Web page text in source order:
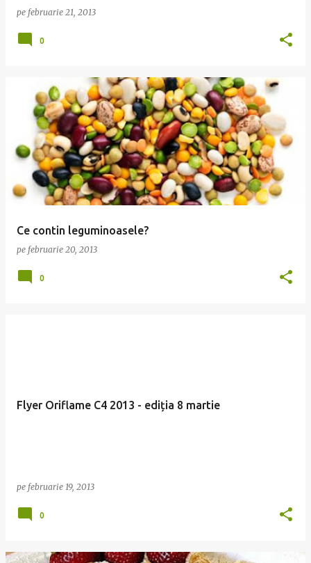
pe februarie 21, 2013
0
Ce contin leguminoasele?
pe februarie 20, 2013
0
Flyer Oriflame C4 2013 - ediția 8 martie
pe februarie 19, 2013
0